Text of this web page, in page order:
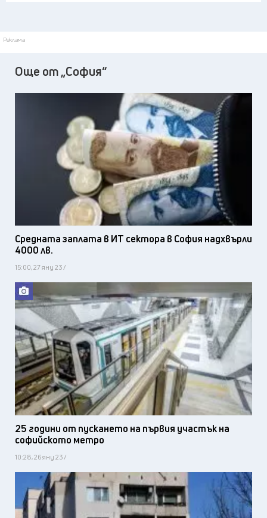
Реклама
Още от „София“
Средната заплата в ИТ сектора в София надхвърли
4000 лв.
15:00, 27 яну 23 /
25 години от пускането на първия участък на
софийското метро
10:28, 26 яну 23 /